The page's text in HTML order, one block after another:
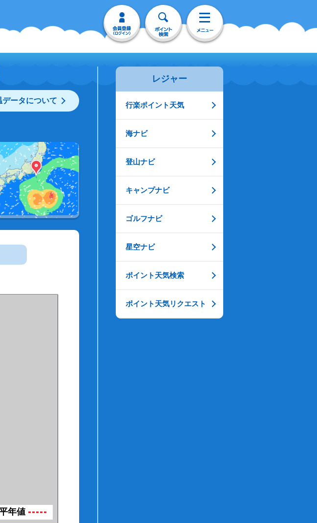
データについて
年値
レジャー
行楽ポイント天気
海ナビ
登山ナビ
キャンプナビ
ゴルフナビ
星空ナビ
ポイント天気検索
ポイント天気リクエスト